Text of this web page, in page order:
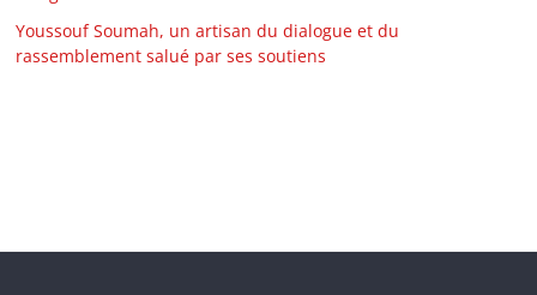
Youssouf Soumah, un artisan du dialogue et du
rassemblement salué par ses soutiens